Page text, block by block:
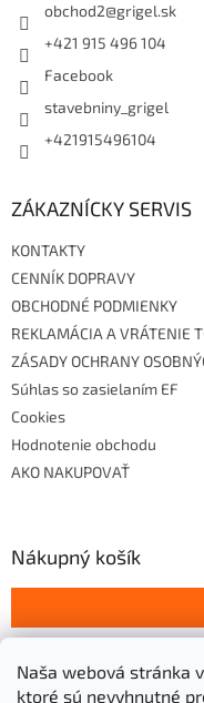
Naša webová stránka
ktoré sú nevyhnutné
obchod2@grigel.sk
+421 915 496 104
Facebook
stavebniny_grigel
+421915496104
ZÁKAZNÍCKY SERVIS
KONTAKTY
CENNÍK DOPRAVY
OBCHODNÉ PODMIENKY
REKLAMÁCIA A VRÁTENIE
ZÁSADY OCHRANY
Súhlas so zasielaním EF
Cookies
Hodnotenie obchodu
AKO NAKUPOVAŤ
Nákupný košík
Prijímame online